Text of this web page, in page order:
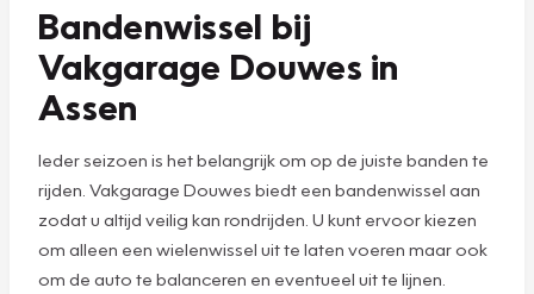
Bandenwissel bij
Vakgarage Douwes in
Assen
Ieder seizoen is het belangrijk om op de juiste banden te
rijden. Vakgarage Douwes biedt een bandenwissel aan
zodat u altijd veilig kan rondrijden. U kunt ervoor kiezen
om alleen een wielenwissel uit te laten voeren maar ook
om de auto te balanceren en eventueel uit te lijnen.